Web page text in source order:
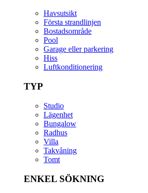
Havsutsikt
Första strandlinjen
Bostadsområde
Pool
Garage eller parkering
Hiss
Luftkonditionering
TYP
Studio
Lägenhet
Bungalow
Radhus
Villa
Takvåning
Tomt
ENKEL SÖKNING